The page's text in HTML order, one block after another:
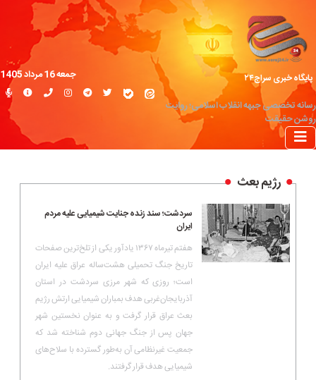
پایگاه خبری سراج۲۴
رسانه تخصصی جبهه انقلاب اسلامی؛ روایت
روشن حقیقت
جمعه 16 مرداد 1405
رژیم بعث
سردشت؛ سند زنده جنایت شیمیایی علیه مردم
ایران
هفتم تیرماه ۱۳۶۷ یادآور یکی از تلخ‌ترین صفحات
تاریخ جنگ تحمیلی هشت‌ساله عراق علیه ایران
است؛ روزی که شهر مرزی سردشت در استان
آذربایجان‌غربی هدف بمباران شیمیایی ارتش رژیم
بعث عراق قرار گرفت و به عنوان نخستین شهر
جهان پس از جنگ جهانی دوم شناخته شد که
جمعیت غیرنظامی آن به‌طور گسترده با سلاح‌های
شیمیایی هدف قرار گرفتند.